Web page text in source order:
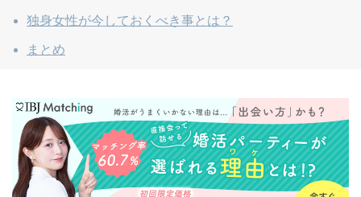
独身女性が今しておくべき事とは？
まとめ